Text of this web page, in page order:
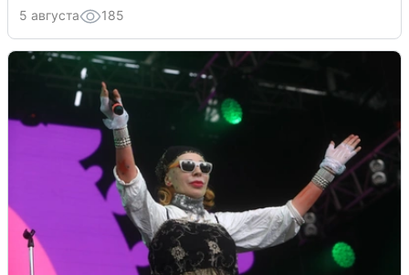
5 августа 185